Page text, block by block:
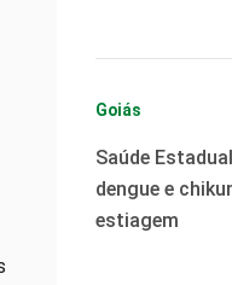
Goiás
Saúde
dengue e
estiagem